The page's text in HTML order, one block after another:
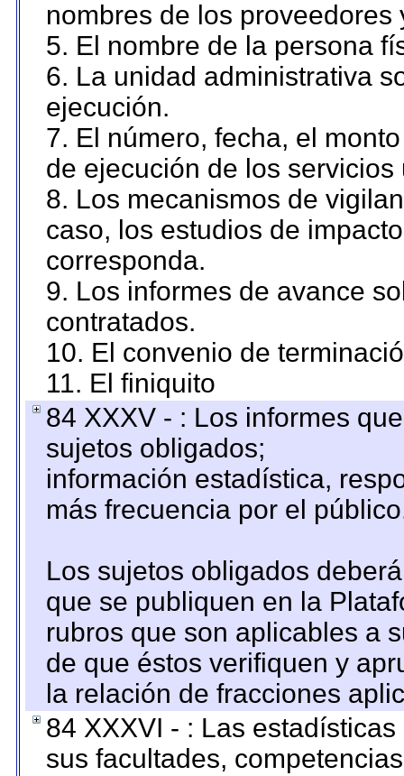
nombres de los proveedores
5. El nombre de la persona
6. La unidad administrativa
ejecución.
7. El número, fecha, el
de ejecución de los servicios
8. Los mecanismos de
caso, los estudios de
corresponda.
9. Los informes de avance
contratados.
10. El convenio de
11. El finiquito
84 XXXV - : Los informes
sujetos obligados;
información estadística,
más frecuencia por el
Los sujetos obligados
que se publiquen en la
rubros que son aplicables a
de que éstos verifiquen y
la relación de fracciones
84 XXXVI - : Las
sus facultades,